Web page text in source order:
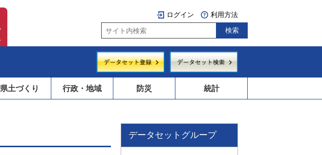
ログイン 利用方法
県土づくり 行政・地域 防災 統計
データセットグループ